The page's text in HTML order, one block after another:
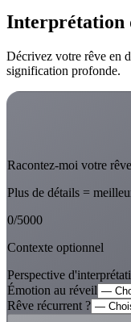
Interprétation
Décrivez votre rêve en
signification profonde.
Racontez-moi votre
Plus de détails =
0/5000
Contexte optionnel
Perspective
Émotion au réveil
Rêve récurrent ?